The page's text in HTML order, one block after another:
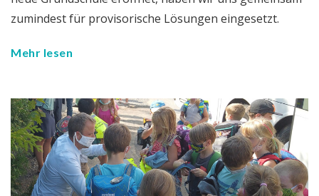
zumindest für provisorische Lösungen eingesetzt.
Mehr lesen